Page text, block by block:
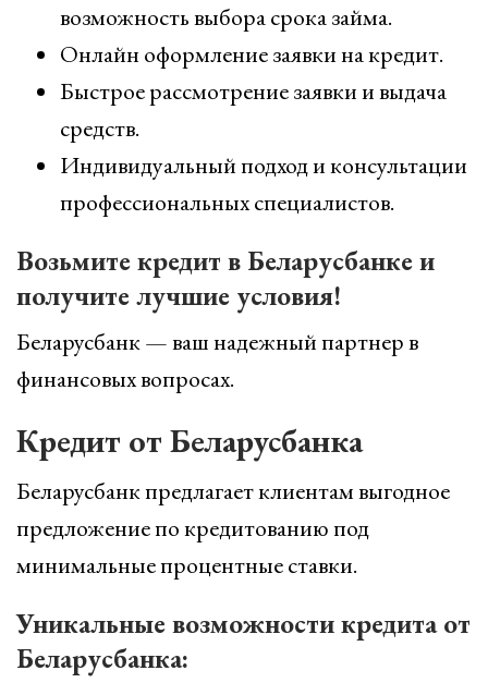
возможность выбора срока займа.
Онлайн оформление заявки на кредит.
Быстрое рассмотрение заявки и выдача
средств.
Индивидуальный подход и консультации
профессиональных специалистов.
Возьмите кредит в Беларусбанке и
получите лучшие условия!
Беларусбанк — ваш надежный партнер в
финансовых вопросах.
Кредит от Беларусбанка
Беларусбанк предлагает клиентам выгодное
предложение по кредитованию под
минимальные процентные ставки.
Уникальные возможности кредита от
Беларусбанка: